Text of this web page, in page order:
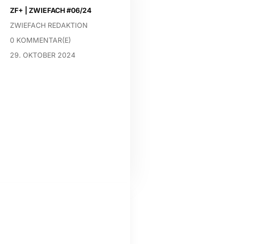
ZF+ ZWIEFACH #06/24
ZWIEFACH REDAKTION
0 KOMMENTAR(E)
29. OKTOBER 2024